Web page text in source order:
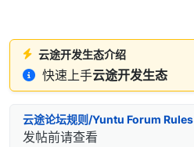
云途开发生态介绍
快速上手云途开发生态
云途论坛规则/Yuntu Forum Rules
发帖前请查看